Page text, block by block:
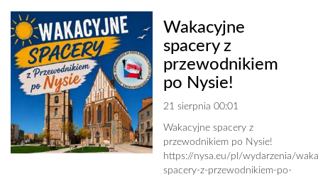
Wakacyjne
spacery z
przewodnikiem
po Nysie!
21 sierpnia 00:01
Wakacyjne spacery z
przewodnikiem po Nysie!
https://nysa.eu/pl/wydarzenia/
spacery-z-przewodnikiem-po-